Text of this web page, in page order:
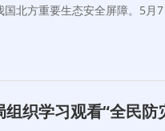
北方重要生态安全屏障。5月
织学习观看“全民防